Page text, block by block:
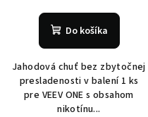
Do košíka
Jahodová chuť bez zbytočnej
presladenosti v balení 1 ks
pre VEEV ONE s obsahom
nikotínu...